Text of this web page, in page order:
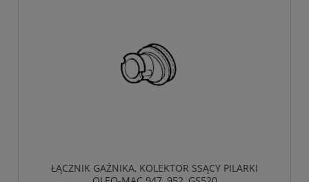
ŁĄCZNIK GAŹNIKA, KOLEKTOR SSĄCY PILARKI